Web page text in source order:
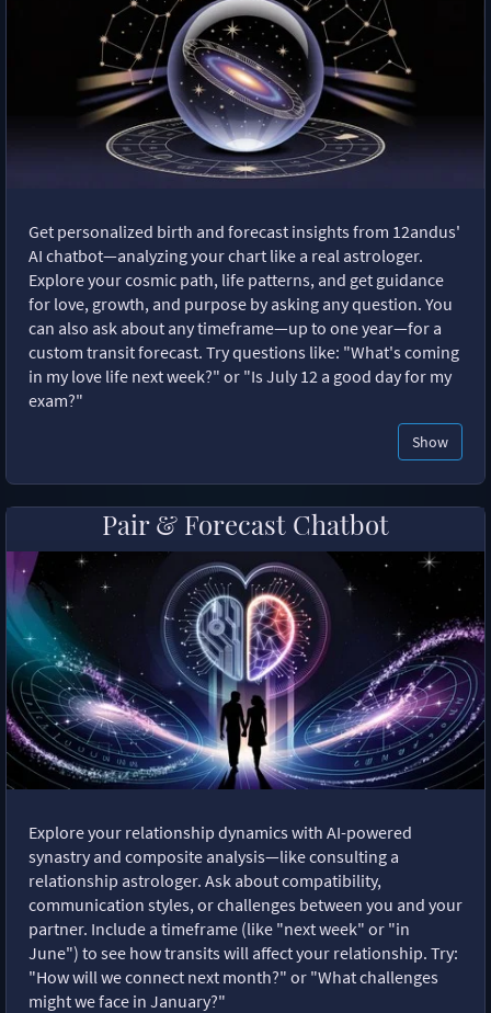
Get personalized birth and forecast insights from 12andus'
AI chatbot—analyzing your chart like a real astrologer.
Explore your cosmic path, life patterns, and get guidance
for love, growth, and purpose by asking any question. You
can also ask about any timeframe—up to one year—for a
custom transit forecast. Try questions like: "What's coming
in my love life next week?" or "Is July 12 a good day for my
exam?"
Show
Pair & Forecast Chatbot
Explore your relationship dynamics with AI-powered
synastry and composite analysis—like consulting a
relationship astrologer. Ask about compatibility,
communication styles, or challenges between you and your
partner. Include a timeframe (like "next week" or "in
June") to see how transits will affect your relationship. Try:
"How will we connect next month?" or "What challenges
might we face in January?"